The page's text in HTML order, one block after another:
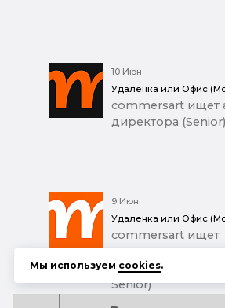
10 Июн
Удаленка или Офис
commersart ищет
директора (Senior)
9 Июн
Удаленка или Офис
commersart ищет
дизайнера
Senior)
Мы используем cookies.